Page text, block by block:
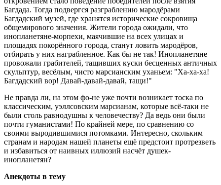
Багдада. Тогда подвергся разграблению мародёрами
Багдадский музей, где хранятся исторические сокровища
общемирового значения. Жители города ожидали, что
инопланетяне-морпехи, маячившие на всех улицах и
площадях покорённого города, станут ловить мародёров,
отбирать у них награбленное. Как бы не так! Инопланетяне
провожали грабителей, тащивших куски бесценных античных
скульптур, весёлым, чисто марсианским уханьем: "Ха-ха-ха!
Багдадский вор! Давай-давай-давай, тащи!"
Не правда ли, на этом фо-не уже почти возникает тоска по
классическим, уэллсовским марсианам, которые всё-таки не
были столь равнодушны к человечеству? Да ведь они были
почти гуманистами! По крайней мере, по сравнению со
своими выродившимися потомками. Интересно, скольким
странам и народам нашей планеты ещё предстоит протрезветь
и избавиться от наивных иллюзий насчёт душек-
инопланетян?
Анекдоты в тему